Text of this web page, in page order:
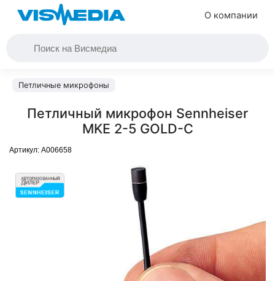
О компании
Петличные микрофоны
Петличный микрофон Sennheiser
MKE 2-5 GOLD-C
Артикул: A006658